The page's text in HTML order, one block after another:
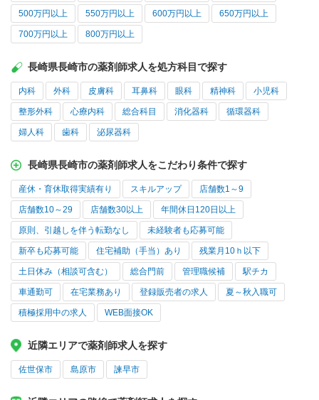
500万円以上 550万円以上 600万円以上 650万円以上
700万円以上 800万円以上
長崎県長崎市の薬剤師求人を処方科目で探す
内科 外科 皮膚科 耳鼻科 眼科 精神科 小児科
整形外科 心療内科 総合科目 消化器科 循環器科
婦人科 歯科 泌尿器科
長崎県長崎市の薬剤師求人をこだわり条件で探す
産休・育休取得実績有り スキルアップ 店舗数1～9
店舗数10～29 店舗数30以上 年間休日120日以上
原則、引越しを伴う転勤なし 未経験者も応募可能
新卒も応募可能 住宅補助（手当）あり 残業月10ｈ以下
土日休み（相談可含む） 総合門前 管理職候補 駅チカ
車通勤可 在宅業務あり 登録販売者の求人 夏～秋入職可
積極採用中の求人 WEB面接OK
近隣エリアで薬剤師求人を探す
佐世保市 島原市 諫早市